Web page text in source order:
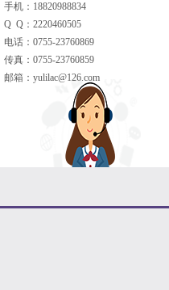
手机：18820988834
Q Q：2220460505
电话：0755-23760869
传真：0755-23760859
邮箱： yulilac@126.com